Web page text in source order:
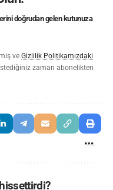
doğrudan gelen kutunuza
ve Gizlilik Politikamızdaki
zaman abonelikten